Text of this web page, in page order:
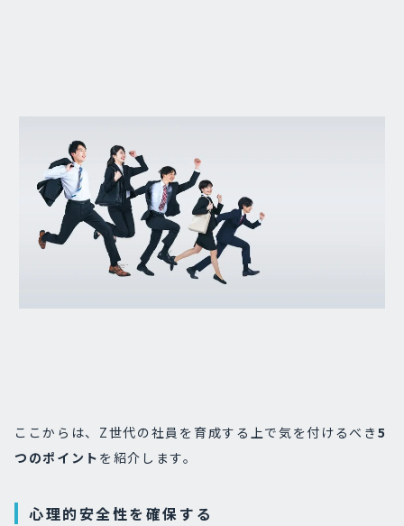
ここからは、Z世代の社員を育成する上で気を付けるべき 5
つのポイント を紹介します。
心理的安全性を確保する